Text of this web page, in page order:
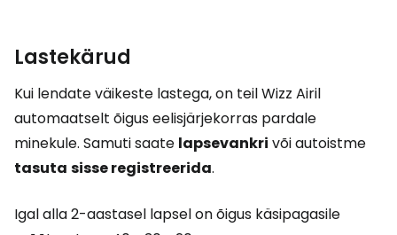
Lastekärud
Kui lendate väikeste lastega, on teil Wizz Airil
automaatselt õigus eelisjärjekorras pardale
minekule. Samuti saate lapsevankri või autoistme
tasuta sisse registreerida.
Igal alla 2-aastasel lapsel on õigus käsipagasile